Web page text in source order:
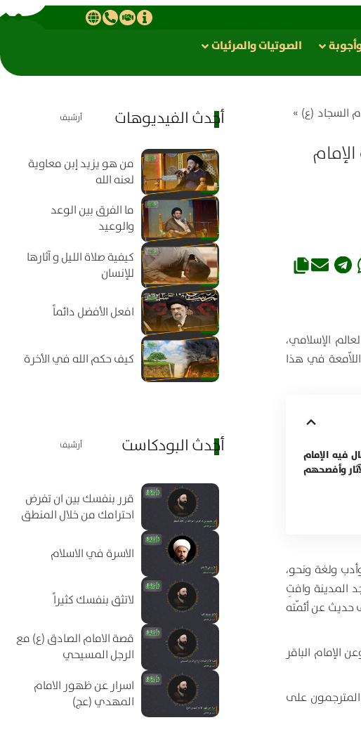
الصوتیات والمرئیات
السجاد (ع) »
الإسلامي،
في هذا
فيه الإمام
وأفصحهم
ولغة ونحو،
المدينة وافتِ
حديث عن أئمّته
الباقر
على
أحدث الفيديوهات أرشيف
من هو يزيد إبن معاوية
لعنه الله
ما الفرق بين الوعد
والوعيد
كيفية صلاة الليل و آثارها
للإنسان
افعل الأفضل دائماً
كيف حكم الله في الأخرة
أحدث البودكاست أرشيف
قرر بنفسك بين ان تفرض
احترامك من خلال المنطق
الاسرة في الاسلام
لاتثق بنفسك كثيراً
قصة الامام الصادق (ع) مع
الرجل المسيحي
اسرار عن ظهور الامام
المهدي (عج)